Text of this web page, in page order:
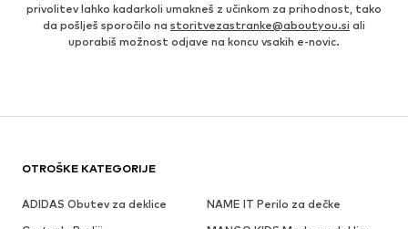
privolitev lahko kadarkoli umakneš z učinkom za prihodnost, tako
da pošlješ sporočilo na storitvezastranke@aboutyou.si ali
uporabiš možnost odjave na koncu vsakih e-novic.
OTROŠKE KATEGORIJE
ADIDAS Obutev za deklice
NAME IT Perilo za dečke